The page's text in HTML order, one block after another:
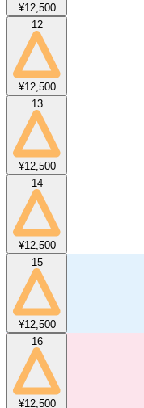
¥12,500
12
¥12,500
13
¥12,500
14
¥12,500
15
¥12,500
16
¥12,500